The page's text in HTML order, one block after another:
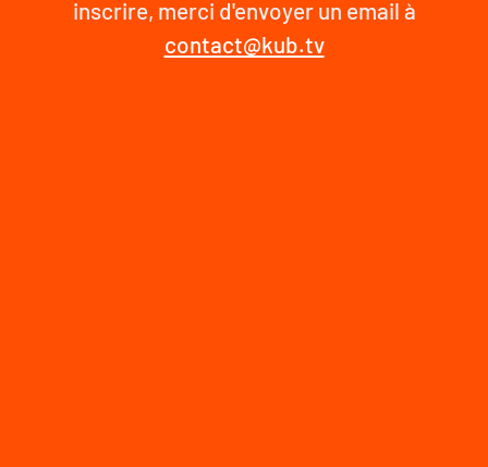
inscrire, merci d'envoyer un email à
contact@kub.tv